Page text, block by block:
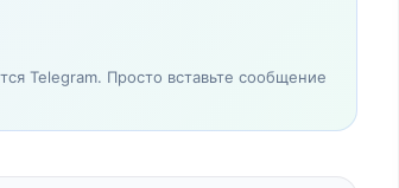
Telegram. Просто вставьте сообщение